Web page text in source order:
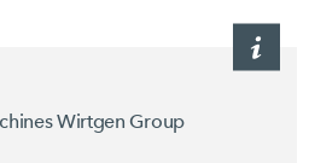
Wirtgen Group